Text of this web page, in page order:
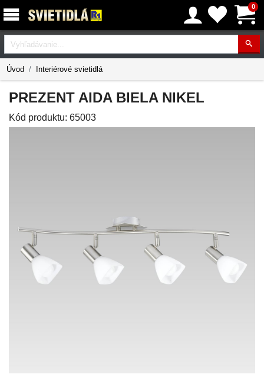
0
Vyhľadávanie
Úvod Interiérové svietidlá
PREZENT AIDA BIELA NIKEL
Kód produktu: 65003